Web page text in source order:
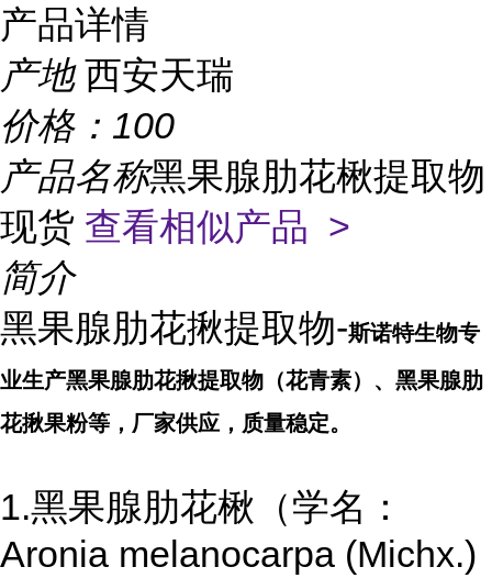
产品详情
产地 西安天瑞
价格： 100
产品名称黑果腺肋花楸提取物
现货 查看相似产品 >
简介
黑果腺肋花揪提取物-斯诺特生物专
业生产黑果腺肋花揪提取物 （花青素） 、 黑果腺肋
花揪果粉等，厂家供应，质量稳定。
1.黑果腺肋花楸（学名：
Aronia melanocarpa (Michx.)